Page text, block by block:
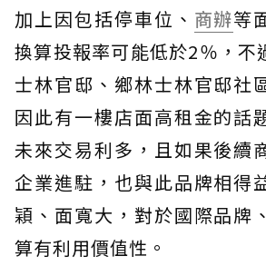
加上因包括停車位、 商辦等
換算投報率可能低於2％，不
士林官邸、鄉林士林官邸社
因此有一樓店面高租金的話
未來交易利多，且如果後續
企業進駐，也與此品牌相得
穎、面寬大，對於國際品牌
算有利用價值性。